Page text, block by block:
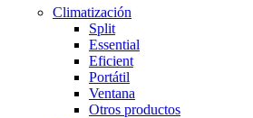
Climatización
Split
Essential
Eficient
Portátil
Ventana
Otros productos